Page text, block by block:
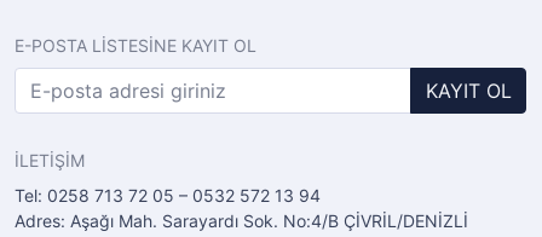
E-POSTA LİSTESİNE KAYIT OL
KAYIT OL
İLETİŞİM
Tel: 0258 713 72 05 – 0532 572 13 94
Adres: Aşağı Mah. Sarayardı Sok. No:4/B ÇİVRİL/DENİZLİ